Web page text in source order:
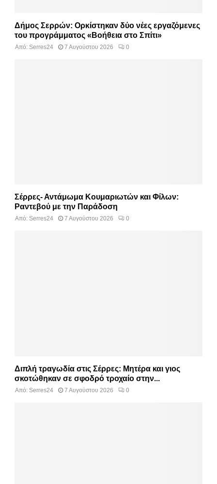
Δήμος Σερρών: Ορκίστηκαν δύο νέες εργαζόμενες
του προγράμματος «Βοήθεια στο Σπίτι»
Από: Serres24 7 Αυγούστου 2026 0
Σέρρες- Αντάμωμα Κουμαριωτών και Φίλων:
Ραντεβού με την Παράδοση
Από: Serres24 7 Αυγούστου 2026 0
Διπλή τραγωδία στις Σέρρες: Μητέρα και γιος
σκοτώθηκαν σε σφοδρό τροχαίο στην...
Από: Serres24 7 Αυγούστου 2026 0